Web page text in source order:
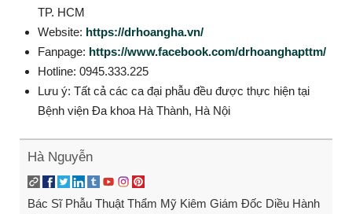
TP. HCM
Website: https://drhoangha.vn/
Fanpage: https://www.facebook.com/drhoanghapttm/
Hotline: 0945.333.225
Lưu ý: Tất cả các ca đại phẫu đều được thực hiện tại
Bệnh viện Đa khoa Hà Thành, Hà Nội
Hà Nguyễn
Bác Sĩ Phẫu Thuật Thẩm Mỹ Kiêm Giám Đốc Diều Hành